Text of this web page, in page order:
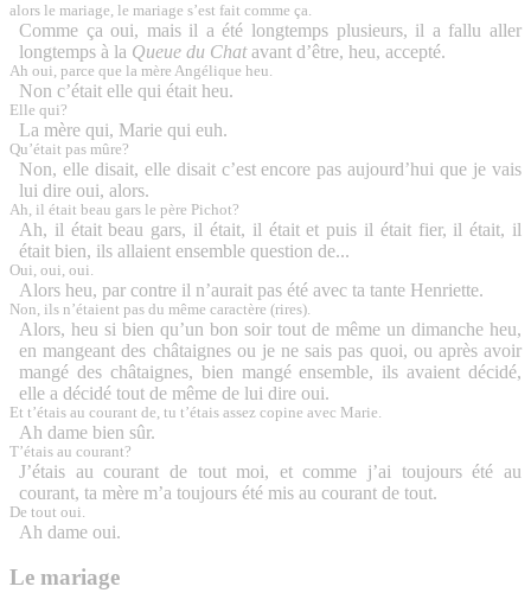
alors le mariage, le mariage s’est fait comme ça.
Comme ça oui, mais il a été longtemps plusieurs, il a fallu aller
longtemps à la Queue du Chatavant d’être, heu, accepté.
Ah oui, parce que la mère Angélique heu.
Non c’était elle qui était heu.
Elle qui?
La mère qui, Marie qui euh.
Qu’était pas mûre?
Non, elle disait, elle disait c’est encore pas aujourd’hui que je vais
lui dire oui, alors.
Ah, il était beau gars le père Pichot?
Ah, il était beau gars, il était, il était et puis il était fier, il était, il
était bien, ils allaient ensemble question de...
Oui, oui, oui.
Alors heu, par contre il n’aurait pas été avec ta tante Henriette.
Non, ils n’étaient pas du même caractère (rires).
Alors, heu si bien qu’un bon soir tout de même un dimanche heu,
en mangeant des châtaignes ou je ne sais pas quoi, ou après avoir
mangé des châtaignes, bien mangé ensemble, ils avaient décidé,
elle a décidé tout de même de lui dire oui.
Et t’étais au courant de, tu t’étais assez copine avec Marie.
Ah dame bien sûr.
T’étais au courant?
J’étais au courant de tout moi, et comme j’ai toujours été au
courant, ta mère m’a toujours été mis au courant de tout.
De tout oui.
Ah dame oui.
Le mariage